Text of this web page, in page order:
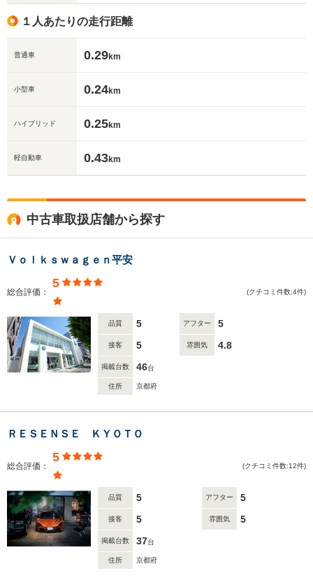
１人あたりの走行距離
普通車 0.29km
小型車 0.24km
ハイブリッド 0.25km
軽自動車 0.43km
中古車取扱店舗から探す
Ｖｏｌｋｓｗａｇｅｎ平安
総合評価：
5
(クチコミ件数:4件)
品質 5 アフター 5
接客 5 雰囲気 4.8
掲載台数 46台
住所 京都府
ＲＥＳＥＮＳＥ ＫＹＯＴＯ
総合評価：
5
(クチコミ件数:12件)
品質 5 アフター 5
接客 5 雰囲気 5
掲載台数 37台
住所 京都府